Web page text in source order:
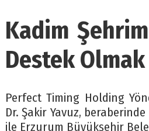
Kadim
Destek
Perfect Timing Holding
Dr. Şakir Yavuz,
ile Erzurum Büyükşehir